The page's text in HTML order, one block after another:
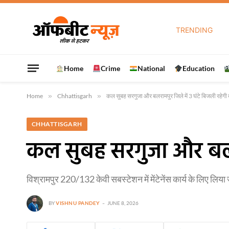
Home Crime National Education
Home » Chhattisgarh » कल सुबह सरगुजा और बलरामपुर जिले में 3 घंटे बिजली रहेगी
CHHATTISGARH
कल सुबह सरगुजा और
विश्रामपुर 220/132 केवी सबस्टेशन में मेंटेनेंस कार्य के लिए लिया
BYVISHNU PANDEY JUNE 8, 2026